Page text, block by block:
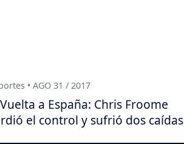
• AGO 31 / 2017
Vuelta a España: Chris Froome
el control y sufrió dos caídas